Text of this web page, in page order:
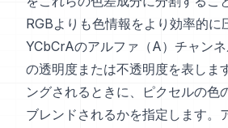
RGBよりも色情報をより効率的に
YCbCrAのアルファ（A）チャン
の透明度または不透明度を表しま
ングされるときに、ピクセルの色
ブレンドされるかを指定します。